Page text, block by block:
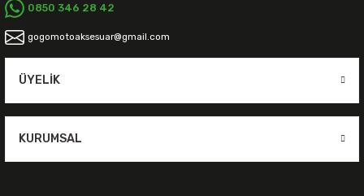
0850 346 28 42
gogomotoaksesuar@gmail.com
ÜYELIK
KURUMSAL